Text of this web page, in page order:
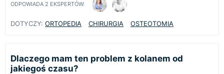
ODPOWIADA 2 EKSPERTÓW:
DOTYCZY: ORTOPEDIA CHIRURGIA OSTEOTOMIA
Dlaczego mam ten problem z kolanem od
jakiegoś czasu?